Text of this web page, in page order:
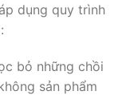
dụng quy trình
bỏ những chồi
sản phẩm